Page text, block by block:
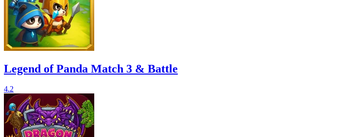
Legend of Panda Match 3 & Battle
4.2